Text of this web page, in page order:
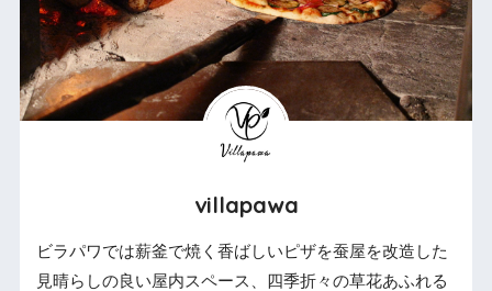
villapawa
ビラパワでは薪釜で焼く香ばしいピザを蚕屋を改造した
見晴らしの良い屋内スペース、四季折々の草花あふれる